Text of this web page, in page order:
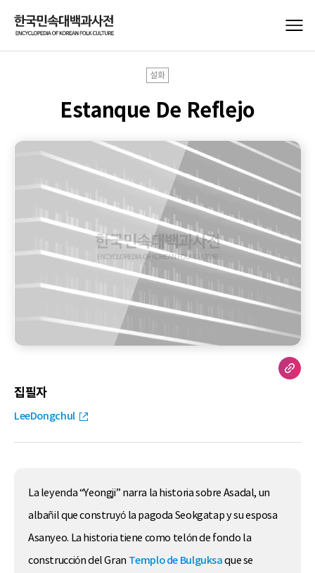
설화
Estanque De Reflejo
집필자
LeeDongchul
La leyenda “Yeongji” narra la historia sobre Asadal, un
albañil que construyó la pagoda Seokgatap y su esposa
Asanyeo. La historia tiene como telón de fondo la
construcción del Gran Templo de Bulguksaque se